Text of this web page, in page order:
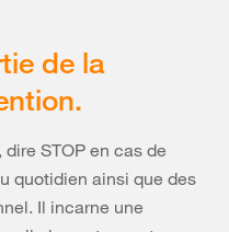
de la
STOP en cas de
quotidien ainsi que des
Il incarne une